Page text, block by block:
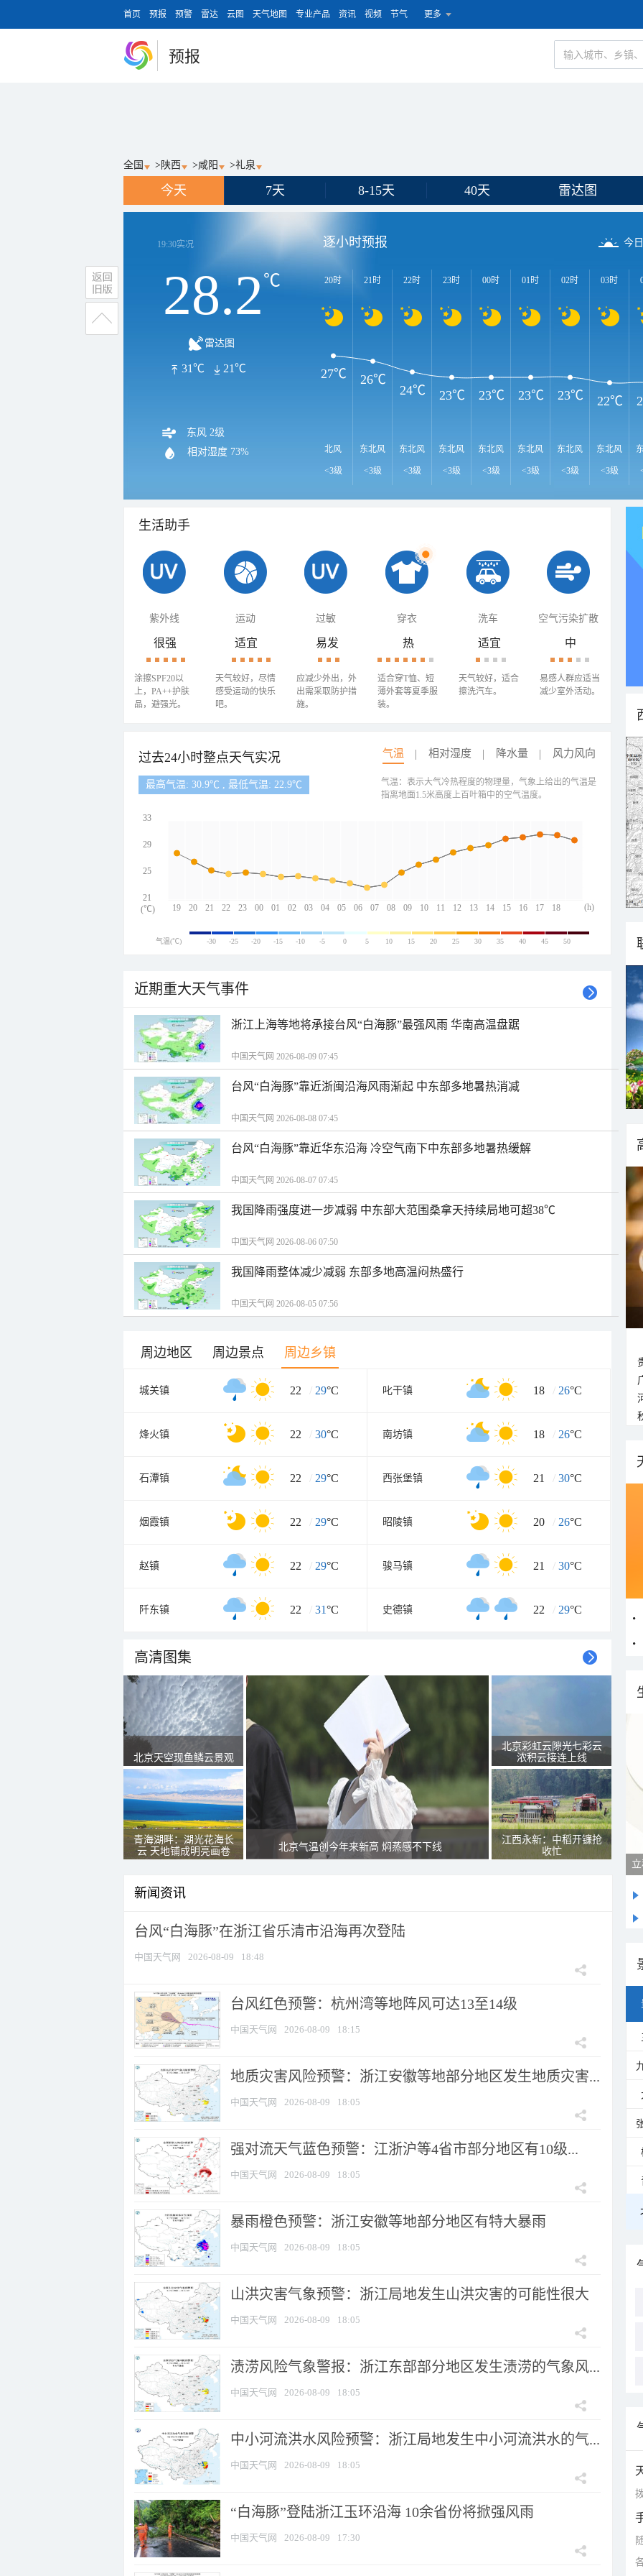
首页 预报 预警 雷达 云图 天气地图 专业产品 资讯 视频 节气 更多
预报
全国 > 陕西 >咸阳 >礼泉
今天 7天 8-15天 40天 雷达图
19:30实况
28.2℃
雷达图
31℃ 21℃
东风 2级
相对湿度 73%
逐小时预报 今
20时
北风
<3级
21时
东北风
<3级
22时
东北风
<3级
23时
东北风
<3级
00时
东北风
<3级
01时
东北风
<3级
02时
东北风
<3级
03时
东北风
<3级
27℃ 26℃
24℃ 23℃ 23℃ 23℃ 23℃ 22℃
生活助手
紫外线 运动 过敏 穿衣 洗车 空气污染扩散
很强
涂擦SPF20以
上，PA++护肤
品，避强光。
适宜
天气较好，尽情
感受运动的快乐
吧。
易发
应减少外出，外
出需采取防护措
施。
热
适合穿T恤、短
薄外套等夏季服
装。
适宜
天气较好，适合
擦洗汽车。
中
易感人群应适当
减少室外活动。
过去24小时整点天气实况 气温 相对湿度 降水量 风力风向
最高气温: 30.9℃ , 最低气温: 22.9℃
19 20 21 22 23 00 01 02 03 04 05 06 07 08 09 10 11 12 13 14 15 16 17 18
33
29
25
21
(h)
(℃)
气温：表示大气冷热程度的物理量，气象上给出的气温是
指离地面1.5米高度上百叶箱中的空气温度。
气温(℃) -30 -25 -20 -15 -10 -5 0 5 10 15 20 25 30 35 40 45 50
近期重大天气事件
浙江上海等地将承接台风“白海豚”最强风雨 华南高温盘踞
中国天气网 2026-08-09 07:45
台风“白海豚”靠近浙闽沿海风雨渐起 中东部多地暑热消减
中国天气网 2026-08-08 07:45
台风“白海豚”靠近华东沿海 冷空气南下中东部多地暑热缓解
中国天气网 2026-08-07 07:45
我国降雨强度进一步减弱 中东部大范围桑拿天持续局地可超38℃
中国天气网 2026-08-06 07:50
我国降雨整体减少减弱 东部多地高温闷热盛行
中国天气网 2026-08-05 07:56
周边地区 周边景点 周边乡镇
城关镇 22 / 29°C 叱干镇 18 / 26°C
烽火镇 22 / 30°C 南坊镇 18 / 26°C
石潭镇 22 / 29°C 西张堡镇 21 / 30°C
烟霞镇 22 / 29°C 昭陵镇 20 / 26°C
赵镇 22 / 29°C 骏马镇 21 / 30°C
阡东镇 22 / 31°C 史德镇 22 / 29°C
高清图集
北京天空现鱼鳞云景观
青海湖畔：湖光花海长
云 天地铺成明亮画卷
北京气温创今年来新高 焖蒸感不下线
北京彩虹云隙光七彩云
浓积云接连上线
江西永新：中稻开镰抢
收忙
新闻资讯
台风“白海豚”在浙江省乐清市沿海再次登陆
中国天气网 2026-08-09 18:48
​台风红色预警：杭州湾等地阵风可达13至14级
中国天气网 2026-08-09 18:15
地质灾害风险预警：浙江安徽等地部分地区发生地质灾害...
中国天气网 2026-08-09 18:05
强对流天气蓝色预警：江浙沪等4省市部分地区有10级...
中国天气网 2026-08-09 18:05
暴雨橙色预警：浙江安徽等地部分地区有特大暴雨
中国天气网 2026-08-09 18:05
山洪灾害气象预警：浙江局地发生山洪灾害的可能性很大
中国天气网 2026-08-09 18:05
渍涝风险气象警报：浙江东部部分地区发生渍涝的气象风...
中国天气网 2026-08-09 18:05
中小河流洪水风险预警：浙江局地发生中小河流洪水的气...
中国天气网 2026-08-09 18:05
“白海豚”登陆浙江玉环沿海 10余省份将掀强风雨
中国天气网 2026-08-09 17:30